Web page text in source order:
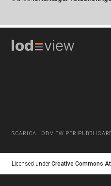
SCARICA LODVIEW PER
Licensed under Creative Commons